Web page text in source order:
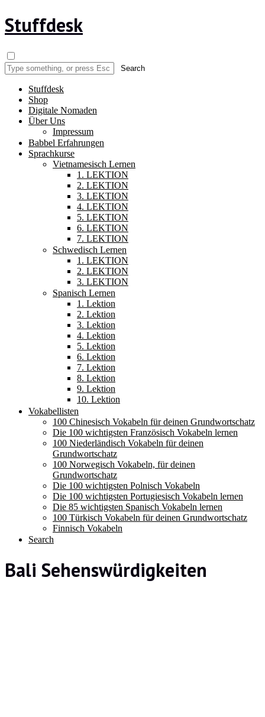
Stuffdesk
Stuffdesk
Shop
Digitale Nomaden
Über Uns
Impressum
Babbel Erfahrungen
Sprachkurse
Vietnamesisch Lernen
1. LEKTION
2. LEKTION
3. LEKTION
4. LEKTION
5. LEKTION
6. LEKTION
7. LEKTION
Schwedisch Lernen
1. LEKTION
2. LEKTION
3. LEKTION
Spanisch Lernen
1. Lektion
2. Lektion
3. Lektion
4. Lektion
5. Lektion
6. Lektion
7. Lektion
8. Lektion
9. Lektion
10. Lektion
Vokabellisten
100 Chinesisch Vokabeln für deinen Grundwortschatz
Die 100 wichtigsten Französisch Vokabeln lernen
100 Niederländisch Vokabeln für deinen
Grundwortschatz
100 Norwegisch Vokabeln, für deinen
Grundwortschatz
Die 100 wichtigsten Polnisch Vokabeln
Die 100 wichtigsten Portugiesisch Vokabeln lernen
Die 85 wichtigsten Spanisch Vokabeln lernen
100 Türkisch Vokabeln für deinen Grundwortschatz
Finnisch Vokabeln
Search
Bali Sehenswürdigkeiten